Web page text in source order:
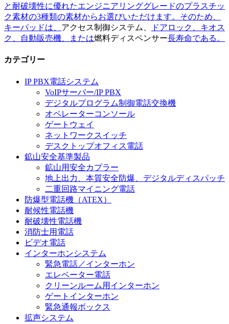
と耐破壊性に優れたエンジニアリンググレードのプラスチッ
ク素材の3種類の素材からお選びいただけます。そのため、
キーパッドは、 アクセス制御システム、
ドアロック、キオス
ク、自動販売機、または燃料ディスペンサー長寿命である。
カテゴリー
IP PBX電話システム
VoIPサーバー/IP PBX
デジタルプログラム制御電話交換機
オペレーターコンソール
ゲートウェイ
ネットワークスイッチ
デスクトップオフィス電話
鉱山安全基準製品
鉱山用安全カプラー
地上出力、本質安全防爆、デジタルディスパッチ
二重回路マイニング電話
防爆型電話機（ATEX）
耐候性電話機
耐破壊性電話機
消防士用電話
ビデオ電話
インターホンシステム
緊急電話／インターホン
エレベーター電話
クリーンルーム用インターホン
ゲートインターホン
緊急通報ボックス
拡声システム